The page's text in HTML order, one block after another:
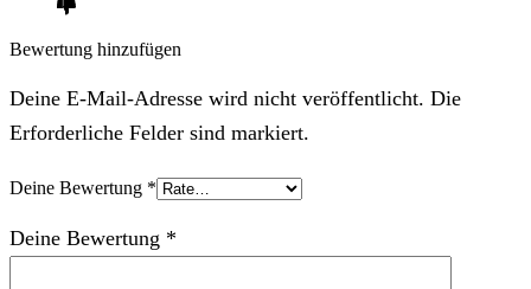
Bewertung hinzufügen
Deine E-Mail-Adresse wird nicht veröffentlicht. Die
Erforderliche Felder sind markiert.
Deine Bewertung *
Deine Bewertung *